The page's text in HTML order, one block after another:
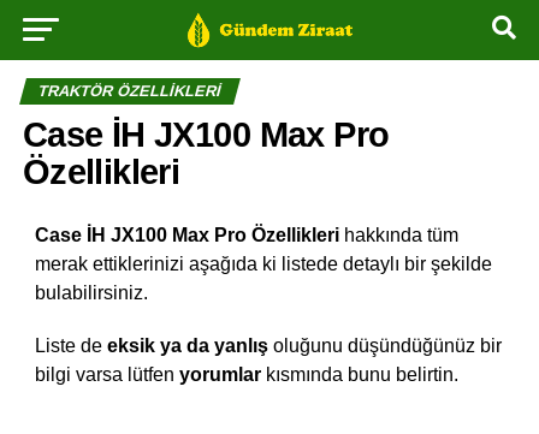
TRAKTÖR ÖZELLIKLERI
Case İH JX100 Max Pro
Özellikleri
Case İH JX100 Max Pro Özelliklerihakkında tüm
merak ettiklerinizi aşağıda ki listede detaylı bir şekilde
bulabilirsiniz.
Liste de eksik ya da yanlışoluğunu düşündüğünüz bir
bilgi varsa lütfen yorumlarkısmında bunu belirtin.